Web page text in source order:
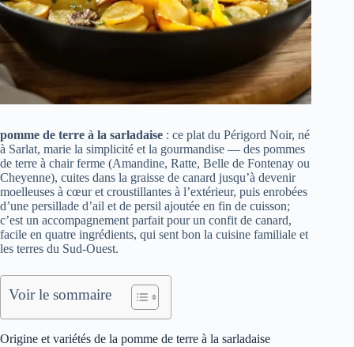
pomme de terre à la sarladaise : ce plat du Périgord Noir, né
à Sarlat, marie la simplicité et la gourmandise — des pommes
de terre à chair ferme (Amandine, Ratte, Belle de Fontenay ou
Cheyenne), cuites dans la graisse de canard jusqu’à devenir
moelleuses à cœur et croustillantes à l’extérieur, puis enrobées
d’une persillade d’ail et de persil ajoutée en fin de cuisson;
c’est un accompagnement parfait pour un confit de canard,
facile en quatre ingrédients, qui sent bon la cuisine familiale et
les terres du Sud-Ouest.
Voir le sommaire
Origine et variétés de la pomme de terre à la sarladaise